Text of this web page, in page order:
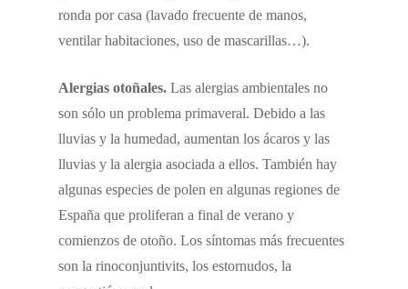
ronda por casa (lavado frecuente de manos,
ventilar habitaciones, uso de mascarillas…).
Alergias otoñales. Las alergias ambientales no
son sólo un problema primaveral. Debido a las
lluvias y la humedad, aumentan los ácaros y las
lluvias y la alergia asociada a ellos. También hay
algunas especies de polen en algunas regiones de
España que proliferan a final de verano y
comienzos de otoño. Los síntomas más frecuentes
son la rinoconjuntivits, los estornudos, la